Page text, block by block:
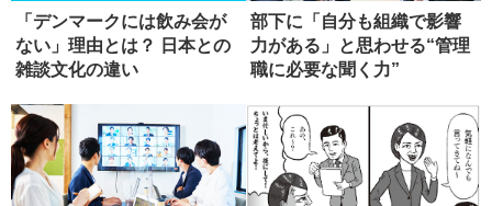
「デンマークには飲み会が
ない」理由とは？ 日本との
雑談文化の違い
部下に「自分も組織で影響
力がある」と思わせる“管理
職に必要な聞く力”